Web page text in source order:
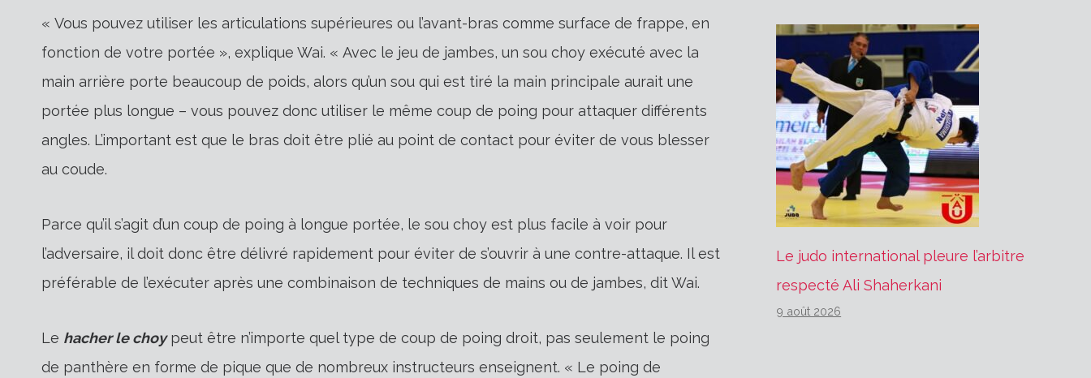
« Vous pouvez utiliser les articulations supérieures ou l’avant-bras comme surface de frappe, en
fonction de votre portée », explique Wai. « Avec le jeu de jambes, un sou choy exécuté avec la
main arrière porte beaucoup de poids, alors qu’un sou qui est tiré la main principale aurait une
portée plus longue – vous pouvez donc utiliser le même coup de poing pour attaquer différents
angles. L’important est que le bras doit être plié au point de contact pour éviter de vous blesser
au coude.
Parce qu’il s’agit d’un coup de poing à longue portée, le sou choy est plus facile à voir pour
l’adversaire, il doit donc être délivré rapidement pour éviter de s’ouvrir à une contre-attaque. Il est
préférable de l’exécuter après une combinaison de techniques de mains ou de jambes, dit Wai.
Le hacher le choypeut être n’importe quel type de coup de poing droit, pas seulement le poing
de panthère en forme de pique que de nombreux instructeurs enseignent. « Le poing de
Le judo international pleure l’arbitre
respecté Ali Shaherkani
9 août 2026